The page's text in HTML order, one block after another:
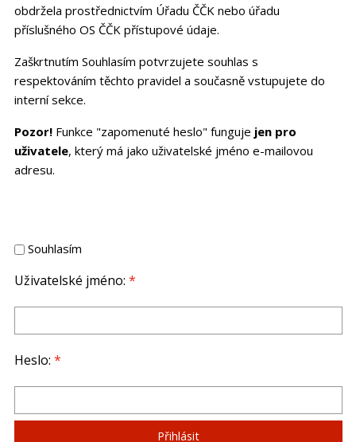
obdržela prostřednictvím Úřadu ČČK nebo úřadu
příslušného OS ČČK přístupové údaje.
Zaškrtnutím Souhlasím potvrzujete souhlas s
respektováním těchto pravidel a současně vstupujete do
interní sekce.
Pozor!Funkce "zapomenuté heslo" funguje jen pro
uživatele, který má jako uživatelské jméno e-mailovou
adresu.
Souhlasím
Uživatelské jméno: *
Heslo: *